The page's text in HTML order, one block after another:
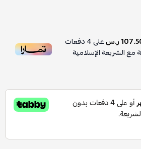
ر.س على4دفعات
مع الشريعة الإسلامية